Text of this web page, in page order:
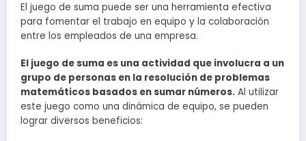
El juego de suma puede ser una herramienta efectiva
para fomentar el trabajo en equipo y la colaboración
entre los empleados de una empresa.
El juego de suma es una actividad que involucra a un
grupo de personas en la resolución de problemas
matemáticos basados en sumar números. Al utilizar
este juego como una dinámica de equipo, se pueden
lograr diversos beneficios: